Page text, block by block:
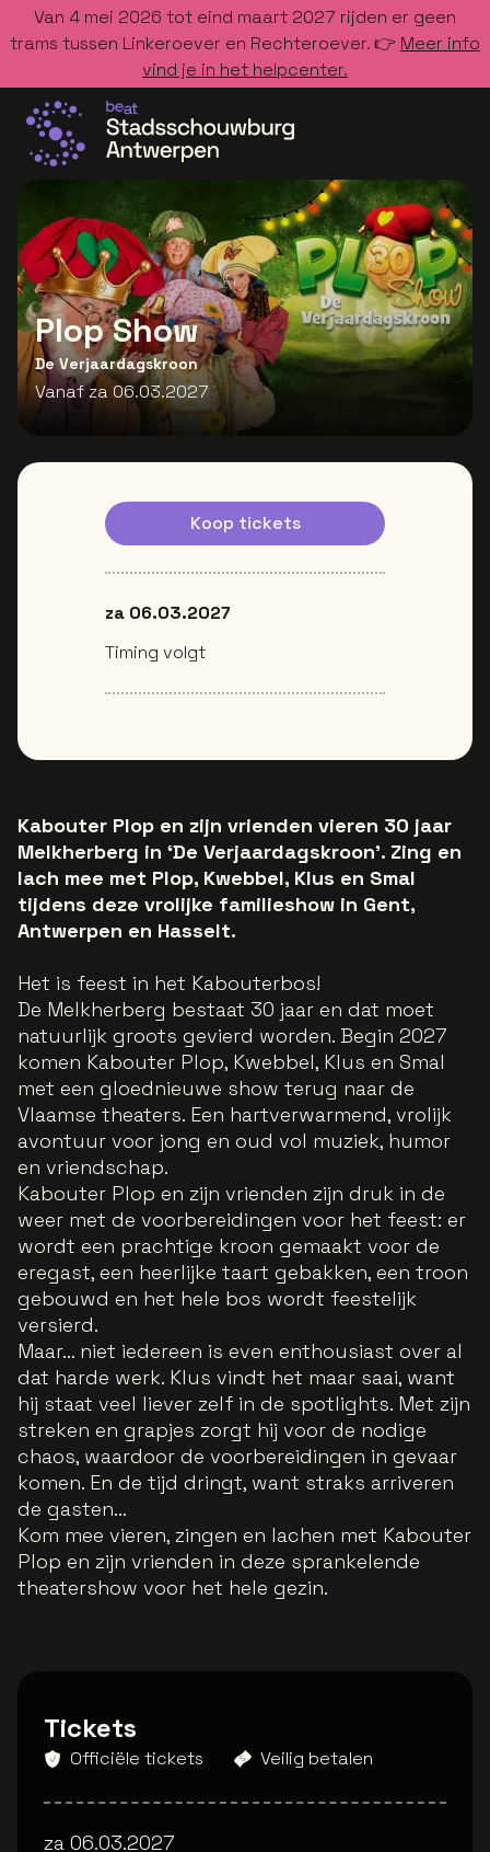
Van 4 mei 2026 tot eind maart 2027 rijden er geen
trams tussen Linkeroever en Rechteroever. 👉 Meer info
vind je in het helpcenter.
Plop Show
De Verjaardagskroon
Vanaf za 06.03.2027
Kabouter Plop en zijn vrienden vieren 30 jaar
Melkherberg in ‘De Verjaardagskroon’. Zing en
lach mee met Plop, Kwebbel, Klus en Smal
tijdens deze vrolijke familieshow in Gent,
Antwerpen en Hasselt.
Het is feest in het Kabouterbos!
De Melkherberg bestaat 30 jaar en dat moet
natuurlijk groots gevierd worden. Begin 2027
komen Kabouter Plop, Kwebbel, Klus en Smal
met een gloednieuwe show terug naar de
Vlaamse theaters. Een hartverwarmend, vrolijk
avontuur voor jong en oud vol muziek, humor
en vriendschap.
Kabouter Plop en zijn vrienden zijn druk in de
weer met de voorbereidingen voor het feest: er
wordt een prachtige kroon gemaakt voor de
eregast, een heerlijke taart gebakken, een troon
gebouwd en het hele bos wordt feestelijk
versierd.
Maar… niet iedereen is even enthousiast over al
dat harde werk. Klus vindt het maar saai, want
hij staat veel liever zelf in de spotlights. Met zijn
streken en grapjes zorgt hij voor de nodige
chaos, waardoor de voorbereidingen in gevaar
komen. En de tijd dringt, want straks arriveren
de gasten…
Kom mee vieren, zingen en lachen met Kabouter
Plop en zijn vrienden in deze sprankelende
theatershow voor het hele gezin.
Koop tickets
za 06.03.2027
Timing volgt
Tickets
Officiële tickets Veilig betalen
za 06.03.2027